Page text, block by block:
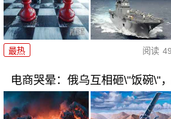
最热 阅读
电商哭晕：俄乌互相砸\"饭碗\"